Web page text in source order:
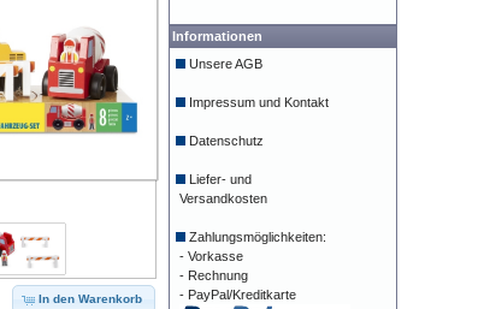
In den Warenkorb
Informationen
Unsere AGB
Impressum und Kontakt
Datenschutz
Liefer- und
Versandkosten
Zahlungsmöglichkeiten:
- Vorkasse
- Rechnung
- PayPal/Kreditkarte